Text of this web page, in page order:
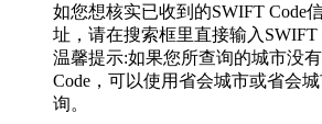
如您想核实已收到的SWIFT Code
址，请在搜索框里直接输入SWIFT
温馨提示:如果您所查询的城市没
Code，可以使用省会城市或省会
询。